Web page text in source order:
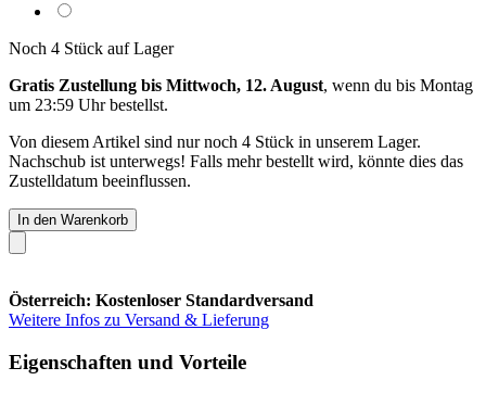
Noch 4 Stück auf Lager
Gratis Zustellung bis Mittwoch, 12. August, wenn du bis Montag
um 23:59 Uhrbestellst.
Von diesem Artikel sind nur noch 4 Stück in unserem Lager.
Nachschub ist unterwegs! Falls mehr bestellt wird, könnte dies das
Zustelldatum beeinflussen.
In den Warenkorb
Österreich: Kostenloser Standardversand
Weitere Infos zu Versand & Lieferung
Eigenschaften und Vorteile